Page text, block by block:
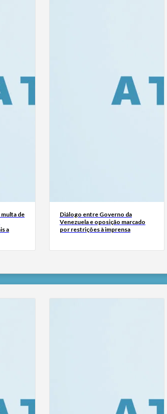
de
a
Diálogo entre Governo da
Venezuela e oposição marcado
por restrições à imprensa